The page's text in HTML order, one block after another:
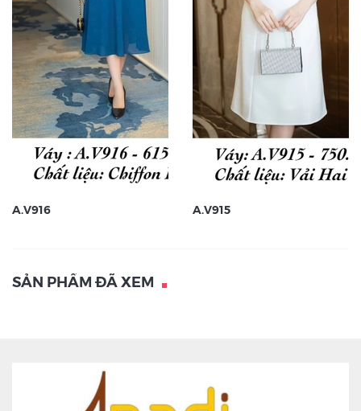
A.V916 A.V915
SẢN PHẨM ĐÃ XEM